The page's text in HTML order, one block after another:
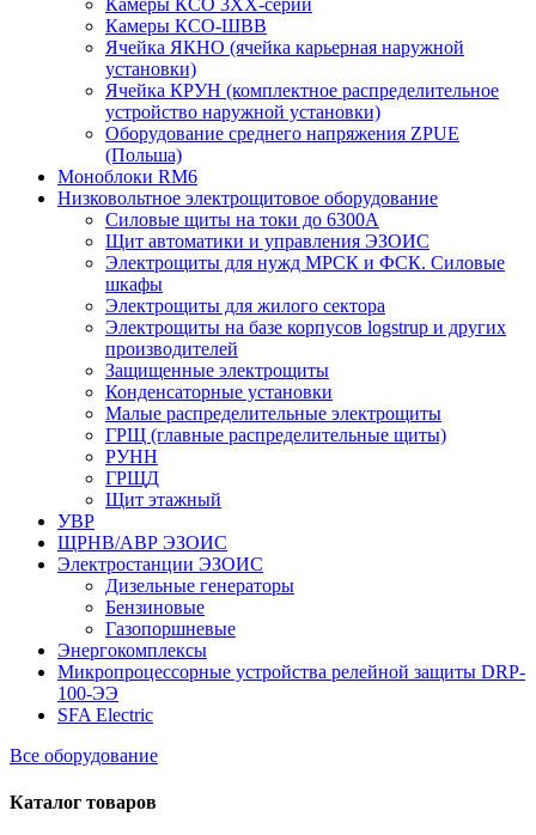
Камеры КСО-ШВВ
Ячейка ЯКНО (ячейка карьерная наружной
установки)
Ячейка КРУН (комплектное распределительное
устройство наружной установки)
Оборудование среднего напряжения ZPUE
(Польша)
Моноблоки RM6
Низковольтное электрощитовое оборудование
Силовые щиты на токи до 6300А
Щит автоматики и управления ЭЗОИС
Электрощиты для нужд МРСК и ФСК. Силовые
шкафы
Электрощиты для жилого сектора
Электрощиты на базе корпусов logstrup и других
производителей
Защищенные электрощиты
Конденсаторные установки
Малые распределительные электрощиты
ГРЩ (главные распределительные щиты)
РУНН
ГРЩД
Щит этажный
УВР
ЩРНВ/АВР ЭЗОИС
Электростанции ЭЗОИС
Дизельные генераторы
Бензиновые
Газопоршневые
Энергокомплексы
Микропроцессорные устройства релейной защиты DRP-
100-ЭЭ
SFA Electric
Все оборудование
Каталог товаров